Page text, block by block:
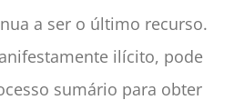
a ser o último recurso.
ilícito, pode
sumário para obter